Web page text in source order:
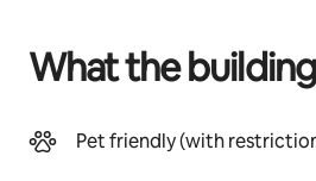
What the
Pet friendly (with